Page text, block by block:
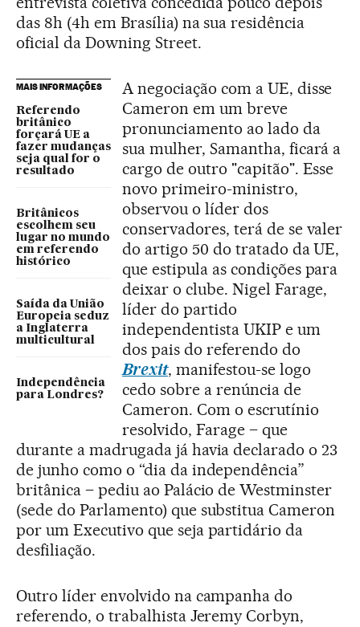
das 8h (4h em Brasília) na sua residência
oficial da Downing Street.
MAIS INFORMAÇÕES
Referendo
britânico
forçará UE a
fazer mudanças
seja qual for o
resultado
Britânicos
escolhem seu
lugar no mundo
em referendo
histórico
Saída da União
Europeia seduz
a Inglaterra
multicultural
Independência
para Londres?
A negociação com a UE, disse
Cameron em um breve
pronunciamento ao lado da
sua mulher, Samantha, ficará a
cargo de outro "capitão". Esse
novo primeiro-ministro,
observou o líder dos
conservadores, terá de se valer
do artigo 50 do tratado da UE,
que estipula as condições para
deixar o clube. Nigel Farage,
líder do partido
independentista UKIP e um
dos pais do referendo do
Brexit, manifestou-se logo
cedo sobre a renúncia de
Cameron. Com o escrutínio
resolvido, Farage – que
durante a madrugada já havia declarado o 23
de junho como o “dia da independência”
britânica – pediu ao Palácio de Westminster
(sede do Parlamento) que substitua Cameron
por um Executivo que seja partidário da
desfiliação.
Outro líder envolvido na campanha do
referendo, o trabalhista Jeremy Corbyn,